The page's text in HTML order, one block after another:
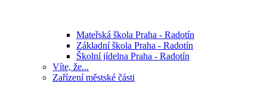
Mateřská škola Praha - Radotín
Základní škola Praha - Radotín
Školní jídelna Praha - Radotín
Víte, že...
Zařízení městské části